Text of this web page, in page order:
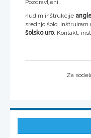
Pozdravljeni,
nudim inštrukcije
srednjo šolo. Inštruiram
šolsko uro. Kontakt:
Za